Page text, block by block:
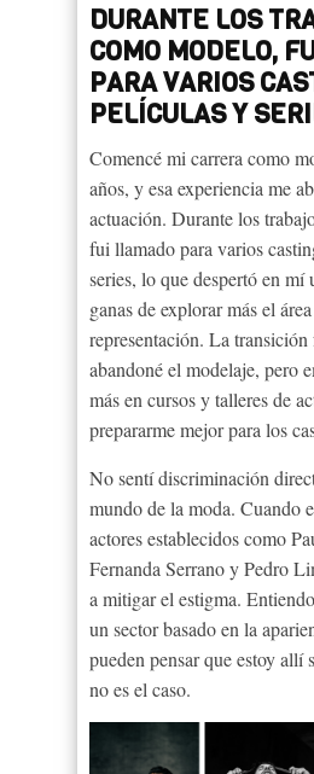
DURANTE LOS
COMO MODELO,
PARA VARIOS
PELÍCULAS Y
Comencé mi carrera como
años, y esa experiencia me
actuación. Durante los
fui llamado para varios
series, lo que despertó en mí
ganas de explorar más el
representación. La
abandoné el modelaje, pero
más en cursos y talleres de
prepararme mejor para los
No sentí discriminación
mundo de la moda. Cuando
actores establecidos como
Fernanda Serrano y Pedro
a mitigar el estigma.
un sector basado en la
pueden pensar que estoy allí
no es el caso.